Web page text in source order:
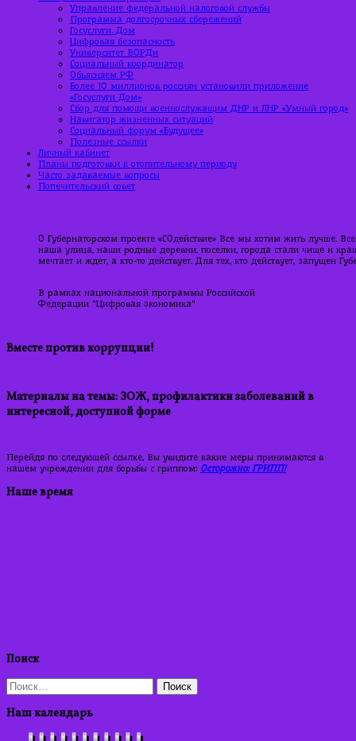
Управление федеральной налоговой службы
Программа долгосрочных сбережений
Госуслуги. Дом
Цифровая безопасность
Университет ВОРДи
Социальный координатор
Объясняем РФ
Более 10 миллионов россиян установили приложение
«Госуслуги Дом»
Сбор для помощи военнослужащим ДНР и ЛНР «Умный город»
Навигатор жизненных ситуаций
Социальный форум «Будущее»
Полезные ссылки
Личный кабинет
Планы подготовки к отопительному периоду
Часто задаваемые вопросы
Попечительский совет
О Губернаторском проекте «СОдействие» Все мы хотим жить лучше.
наша улица, наши родные деревни, поселки, города стали чище и
мечтает и ждет, а кто-то действует. Для тех, кто действует, запущен
В рамках национальной программы Российской
Федерации "Цифровая экономика"
Вместе против коррупции!
Материалы на темы: ЗОЖ, профилактики заболеваний в
интересной, доступной форме
Перейдя по следующей ссылке, Вы увидите какие меры принимаются в
нашем учреждении для борьбы с гриппом: Осторожно: ГРИПП!
Наше время
Поиск
Найти:
Наш календарь